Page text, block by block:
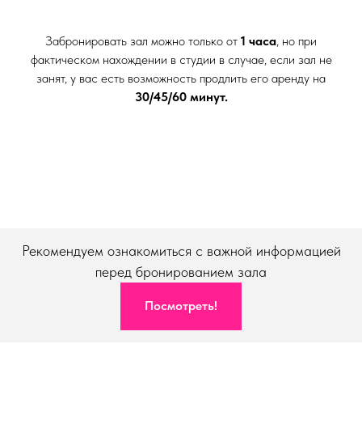
Забронировать зал можно только от 1 часа , но при
фактическом нахождении в студии в случае, если зал не
занят, у вас есть возможность продлить его аренду на
30/45/60 минут.
Рекомендуем ознакомиться с важной информацией
перед бронированием зала
Посмотреть!